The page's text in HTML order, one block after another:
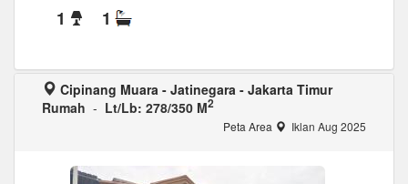
1 1
Cipinang Muara - Jatinegara - Jakarta Timur
Rumah - Lt/Lb: 278/350 M2
Peta Area Iklan Aug 2025